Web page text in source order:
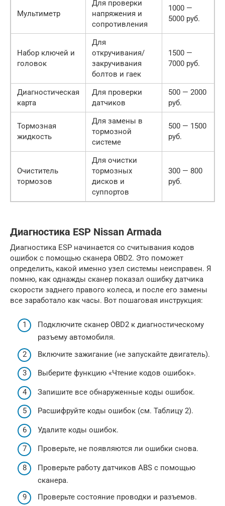
Мультиметр
Для проверки
напряжения и
сопротивления
1000 —
5000 руб.
Набор ключей и
головок
Для
откручивания/
закручивания
болтов и гаек
1500 —
7000 руб.
Диагностическая
карта
Для проверки
датчиков
500 — 2000
руб.
Тормозная
жидкость
Для замены в
тормозной
системе
500 — 1500
руб.
Очиститель
тормозов
Для очистки
тормозных
дисков и
суппортов
300 — 800
руб.
Диагностика ESP Nissan Armada
Диагностика ESP начинается со считывания кодов
ошибок с помощью сканера OBD2. Это поможет
определить, какой именно узел системы неисправен. Я
помню, как однажды сканер показал ошибку датчика
скорости заднего правого колеса, и после его замены
все заработало как часы. Вот пошаговая инструкция:
Подключите сканер OBD2 к диагностическому
разъему автомобиля.
Включите зажигание (не запускайте двигатель).
Выберите функцию «Чтение кодов ошибок».
Запишите все обнаруженные коды ошибок.
Расшифруйте коды ошибок (см. Таблицу 2).
Удалите коды ошибок.
Проверьте, не появляются ли ошибки снова.
Проверьте работу датчиков ABS с помощью
сканера.
Проверьте состояние проводки и разъемов.